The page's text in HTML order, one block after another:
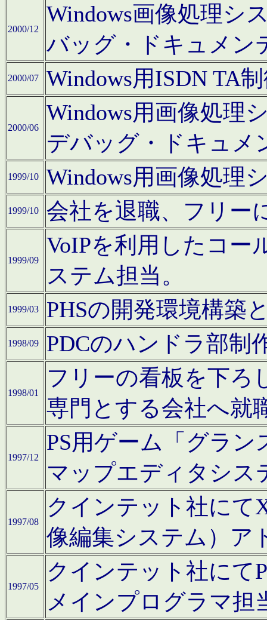
2000/12
Windows画像処理シ
バッグ・ドキュメン
2000/07 Windows用ISDN TA
2000/06
Windows用画像処理
デバッグ・ドキュメ
1999/10 Windows用画像処理
1999/10 会社を退職、フリー
1999/09
VoIPを利用したコー
ステム担当。
1999/03 PHSの開発環境構築
1998/09 PDCのハンドラ部制
1998/01
フリーの看板を下ろ
専門とする会社へ就
1997/12
PS用ゲーム「グラン
マップエディタシス
1997/08
クインテット社にて
像編集システム）ア
1997/05
クインテット社にて
メインプログラマ担